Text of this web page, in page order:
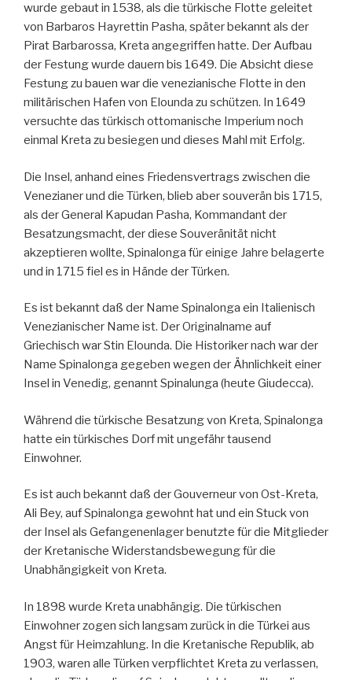
wurde gebaut in 1538, als die türkische Flotte geleitet
von Barbaros Hayrettin Pasha, später bekannt als der
Pirat Barbarossa, Kreta angegriffen hatte. Der Aufbau
der Festung wurde dauern bis 1649. Die Absicht diese
Festung zu bauen war die venezianische Flotte in den
militärischen Hafen von Elounda zu schützen. In 1649
versuchte das türkisch ottomanische Imperium noch
einmal Kreta zu besiegen und dieses Mahl mit Erfolg.
Die Insel, anhand eines Friedensvertrags zwischen die
Venezianer und die Türken, blieb aber souverän bis 1715,
als der General Kapudan Pasha, Kommandant der
Besatzungsmacht, der diese Souveränität nicht
akzeptieren wollte, Spinalonga für einige Jahre belagerte
und in 1715 fiel es in Hände der Türken.
Es ist bekannt daß der Name Spinalonga ein Italienisch
Venezianischer Name ist. Der Originalname auf
Griechisch war Stin Elounda. Die Historiker nach war der
Name Spinalonga gegeben wegen der Ähnlichkeit einer
Insel in Venedig, genannt Spinalunga (heute Giudecca).
Während die türkische Besatzung von Kreta, Spinalonga
hatte ein türkisches Dorf mit ungefähr tausend
Einwohner.
Es ist auch bekannt daß der Gouverneur von Ost-Kreta,
Ali Bey, auf Spinalonga gewohnt hat und ein Stuck von
der Insel als Gefangenenlager benutzte für die Mitglieder
der Kretanische Widerstandsbewegung für die
Unabhängigkeit von Kreta.
In 1898 wurde Kreta unabhängig. Die türkischen
Einwohner zogen sich langsam zurück in die Türkei aus
Angst für Heimzahlung. In die Kretanische Republik, ab
1903, waren alle Türken verpflichtet Kreta zu verlassen,